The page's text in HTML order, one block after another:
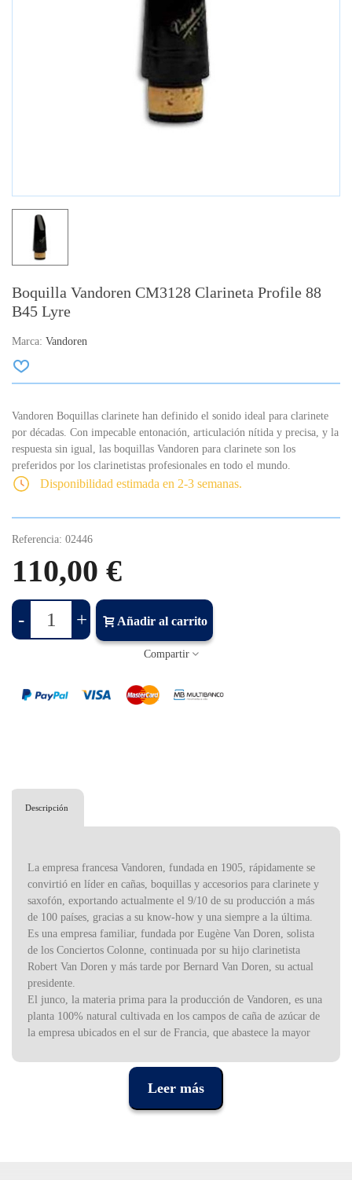
Boquilla Vandoren CM3128 Clarineta Profile 88
B45 Lyre
Marca: Vandoren
Vandoren Boquillas clarinete han definido el sonido ideal para clarinete
por décadas. Con impecable entonación, articulación nítida y precisa, y la
respuesta sin igual, las boquillas Vandoren para clarinete son los
preferidos por los clarinetistas profesionales en todo el mundo.
Disponibilidad estimada en 2-3 semanas.
Referencia: 02446
110,00 €
- + Añadir al carrito
Compartir
Descripción
La empresa francesa Vandoren, fundada en 1905, rápidamente se
convirtió en líder en cañas, boquillas y accesorios para clarinete y
saxofón, exportando actualmente el 9/10 de su producción a más
de 100 países, gracias a su know-how y una siempre a la última.
Es una empresa familiar, fundada por Eugène Van Doren, solista
de los Conciertos Colonne, continuada por su hijo clarinetista
Robert Van Doren y más tarde por Bernard Van Doren, su actual
presidente.
El junco, la materia prima para la producción de Vandoren, es una
planta 100% natural cultivada en los campos de caña de azúcar de
la empresa ubicados en el sur de Francia, que abastece la mayor
Leer más